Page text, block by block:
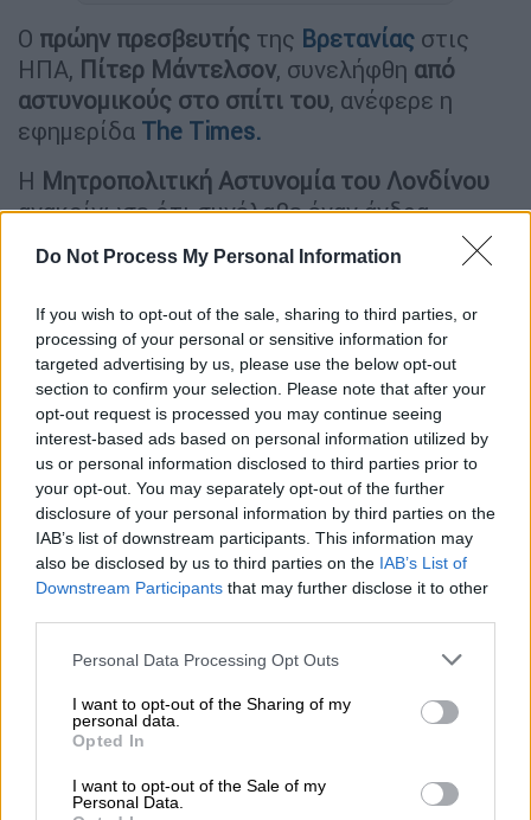
Do Not Process My Personal Information
If you wish to opt-out of the sale, sharing to third parties, or
processing of your personal or sensitive information for
targeted advertising by us, please use the below opt-out
section to confirm your selection. Please note that after your
opt-out request is processed you may continue seeing
interest-based ads based on personal information utilized by
us or personal information disclosed to third parties prior to
your opt-out. You may separately opt-out of the further
disclosure of your personal information by third parties on the
IAB’s list of downstream participants. This information may
also be disclosed by us to third parties on the IAB’s List of
Downstream Participants that may further disclose it to other
Please note that this website/app uses one or more Google
not limited to your visit or usage behaviour. You may click to
grant or deny consent to Google and its third-party tags to
use your data for below specified purposes in below Google
consent section.
Personal Data Processing Opt Outs
I want to opt-out of the Sharing of my
personal data.
Opted In
I want to opt-out of the Sale of my
Personal Data.
Ο πρώην πρεσβευτής της Βρετανίας στις
ΗΠΑ, Πίτερ Μάντελσον, συνελήφθη από
αστυνομικούς στο σπίτι του, ανέφερε η
εφημερίδα The Times.
Η Μητροπολιτική Αστυνομία του Λονδίνου
ανακοίνωσε ότι συνέλαβε έναν άνδρα
ηλικίας 72 ετών για «παράβαση καθήκοντος»,
χωρίς να κατονομάσει τον Μάντελσον.
ΔΙΑΒΑΣΤΕ ΕΠΙΣΗΣ
Κόσμος22.02.2026 11:12
Νέες βαριές καταγγελίες: Ο Άντριου
ταξίδευε με αεροσκάφη της RAF για
να συναντά τον Έπσταϊν
Κόσμος|22.02.2026 23:30
Πρίγκιπας Άντριου: Αστυνομικοί στην
υπηρεσία του είχαν λάβει οδηγίες για
την πόρτα σε πάρτι του Επσταϊν
θέση του τον Σεπτέμβριο
, όταν άρχισε να